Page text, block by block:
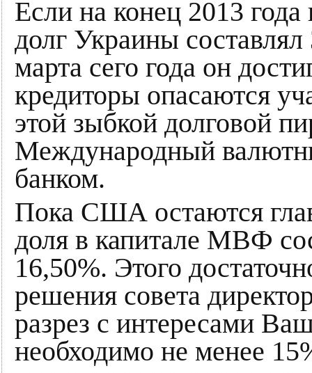
Если на конец 2013
долг Украины
марта сего года он
кредиторы опасаются
этой зыбкой долговой
Международный
банком.
Пока США остаются
доля в капитале МВФ
16,50%. Этого
решения совета
разрез с интересами
необходимо не менее